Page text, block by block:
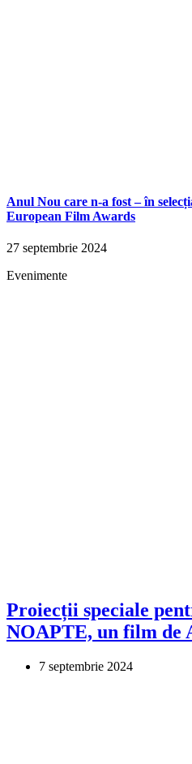
Anul Nou care n-a fost – în
European Film Awards
27 septembrie 2024
Evenimente
Proiecții speciale
NOAPTE, un film de
7 septembrie 2024